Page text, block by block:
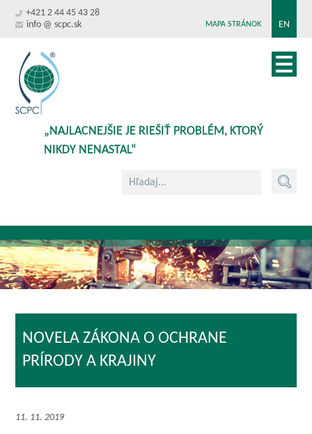
+421 2 44 45 43 28
info @ scpc.sk
EN
MAPA STRÁNOK
„NAJLACNEJŠIE JE RIEŠIŤ PROBLÉM, KTORÝ
NIKDY NENASTAL“
NOVELA ZÁKONA O OCHRANE
PRÍRODY A KRAJINY
11. 11. 2019